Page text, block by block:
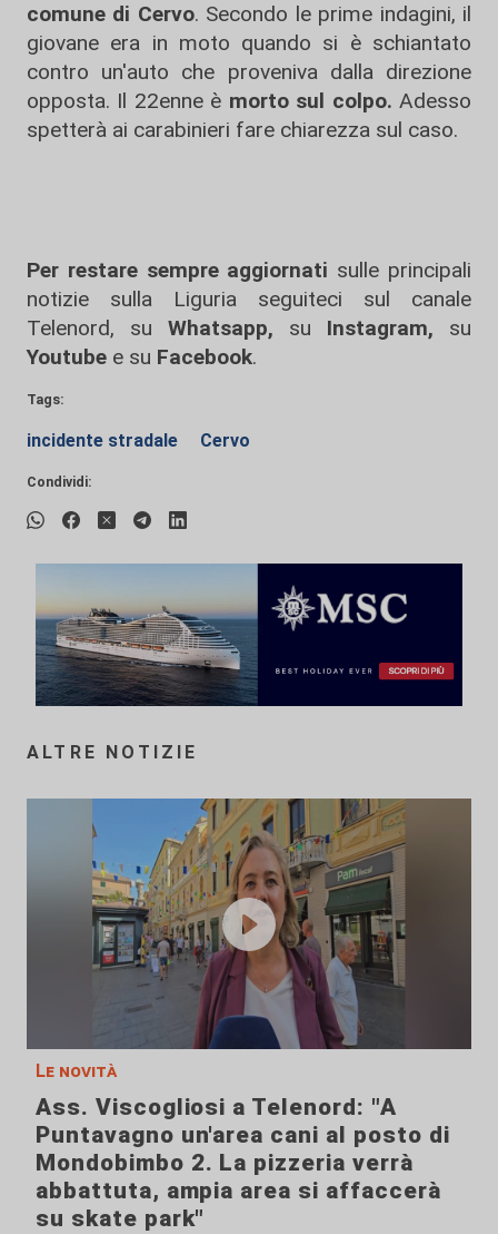
comune di Cervo. Secondo le prime indagini, il
giovane era in moto quando si è schiantato
contro un'auto che proveniva dalla direzione
opposta. Il 22enne è morto sul colpo. Adesso
spetterà ai carabinieri fare chiarezza sul caso.
Per restare sempre aggiornati sulle principali
notizie sulla Liguria seguiteci sul canale
Telenord, su
Whatsapp, su Instagram, su
Youtube e su Facebook.
Tags:
incidente stradale Cervo
Condividi:
ALTRE NOTIZIE
Le novità
Ass. Viscogliosi a Telenord: "A
Puntavagno un'area cani al posto di
Mondobimbo 2. La pizzeria verrà
abbattuta, ampia area si affaccerà
su skate park"